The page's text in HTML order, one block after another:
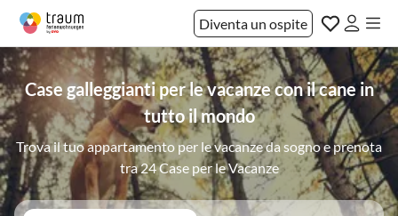
Diventa un ospite
Case galleggianti per le vacanze con il cane in
tutto il mondo
Trova il tuo appartamento per le vacanze da sogno e prenota
tra 24 Case per le Vacanze